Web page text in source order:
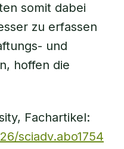
somit dabei
zu erfassen
und
hoffen die
Fachartikel:
sciadv.abo1754